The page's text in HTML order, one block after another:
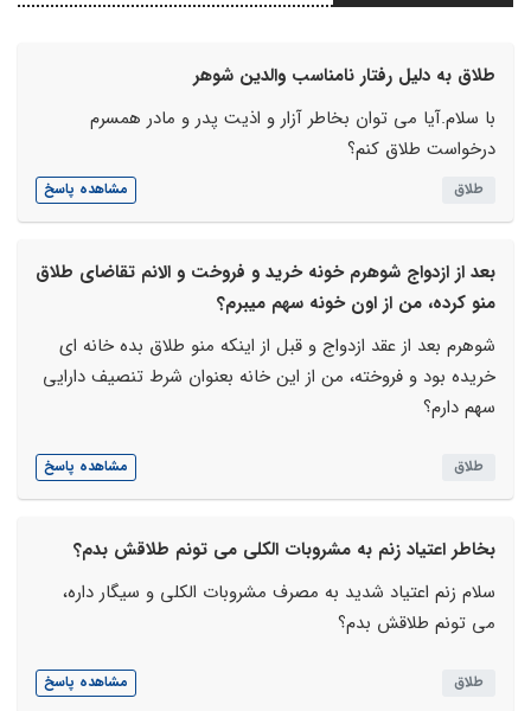
طلاق به دلیل رفتار نامناسب والدین شوهر
با سلام.آیا می توان بخاطر آزار و اذیت پدر و مادر همسرم
درخواست طلاق کنم؟
طلاق مشاهده پاسخ
بعد از ازدواج شوهرم خونه خرید و فروخت و الانم تقاضای طلاق
منو کرده، من از اون خونه سهم میبرم؟
شوهرم بعد از عقد ازدواج و قبل از اینکه منو طلاق بده خانه ای
خریده بود و فروخته، من از این خانه بعنوان شرط تنصیف دارایی
سهم دارم؟
طلاق مشاهده پاسخ
بخاطر اعتیاد زنم به مشروبات الکلی می تونم طلاقش بدم؟
سلام زنم اعتیاد شدید به مصرف مشروبات الکلی و سیگار داره،
می تونم طلاقش بدم؟
طلاق مشاهده پاسخ